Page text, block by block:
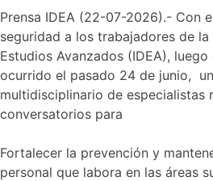
Prensa IDEA (22-07-2026).- Con
seguridad a los trabajadores de
Estudios Avanzados (IDEA),
ocurrido el pasado 24 de junio,
multidisciplinario de especialistas
conversatorios para
Fortalecer la prevención y
personal que labora en las áreas